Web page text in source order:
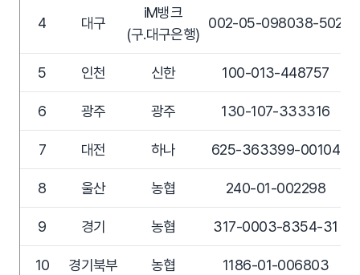
4 대구
iM뱅크
(구.대구은행)
002-05-098038-502
5 인천 신한 100-013-448757
6 광주 광주 130-107-333316
7 대전 하나 625-363399-00104
8 울산 농협 240-01-002298
9 경기 농협 317-0003-8354-31
10 경기북부 농협 1186-01-006803